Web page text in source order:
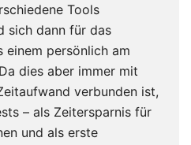
Tools
sich dann für das
einem persönlich am
dies aber immer mit
verbunden ist,
– als Zeitersparnis für
und als erste